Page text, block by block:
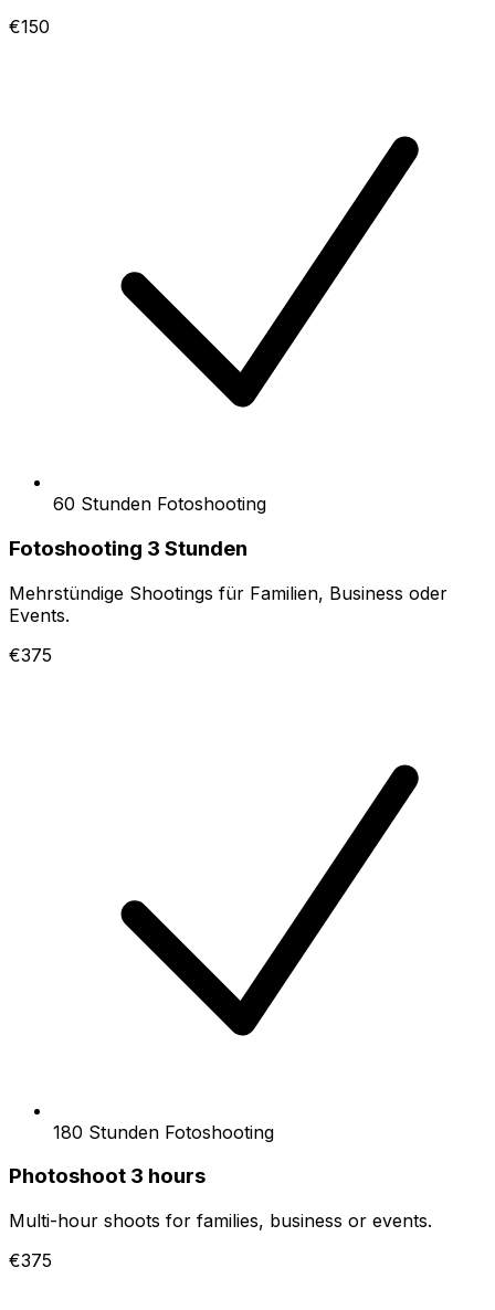
€150
60 Stunden Fotoshooting
Fotoshooting 3 Stunden
Mehrstündige Shootings für Familien, Business oder
Events.
€375
180 Stunden Fotoshooting
Photoshoot 3 hours
Multi-hour shoots for families, business or events.
€375